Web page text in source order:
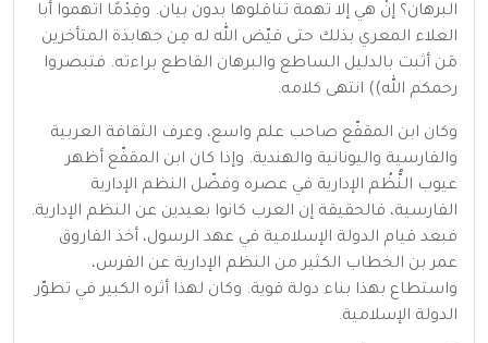
البرهان؟ إنْ هي إلا تهمة تناقلوها بدون بيان. وقِدْمًا اتهموا أبا
العلاء المعري بذلك حتى قيّض الله له مِن جهابذة المتأخرين
مَن أثبت بالدليل الساطع والبرهان القاطع براءته. فتبصروا
رحمكم الله)) انتهى كلامه.
وكان ابن المقفّع صاحب علم واسع، وعرف الثقافة العربية
والفارسية واليونانية والهندية. وإذا كان ابن المقفّع أظهر
عيوب النُّظُم الإدارية في عصره وفضّل النظم الإدارية
الفارسية، فالحقيقة إن العرب كانوا بعيدين عن النظم الإدارية.
فبعد قيام الدولة الإسلامية في عهد الرسول، أخذ الفاروق
عمر بن الخطاب الكثير من النظم الإدارية عن الفرس،
واستطاع بهذا بناء دولة قوية. وكان لهذا أثره الكبير في تطوّر
الدولة الإسلامية.